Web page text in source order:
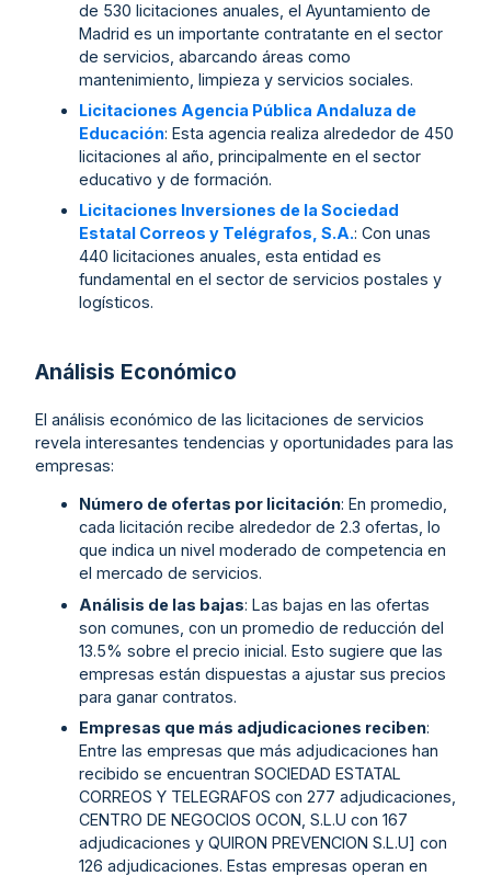
de 530 licitaciones anuales, el Ayuntamiento de
Madrid es un importante contratante en el sector
de servicios, abarcando áreas como
mantenimiento, limpieza y servicios sociales.
Licitaciones Agencia Pública Andaluza de
Educación: Esta agencia realiza alrededor de 450
licitaciones al año, principalmente en el sector
educativo y de formación.
Licitaciones Inversiones de la Sociedad
Estatal Correos y Telégrafos, S.A.: Con unas
440 licitaciones anuales, esta entidad es
fundamental en el sector de servicios postales y
logísticos.
Análisis Económico
El análisis económico de las licitaciones de servicios
revela interesantes tendencias y oportunidades para las
empresas:
Número de ofertas por licitación: En promedio,
cada licitación recibe alrededor de 2.3 ofertas, lo
que indica un nivel moderado de competencia en
el mercado de servicios.
Análisis de las bajas: Las bajas en las ofertas
son comunes, con un promedio de reducción del
13.5% sobre el precio inicial. Esto sugiere que las
empresas están dispuestas a ajustar sus precios
para ganar contratos.
Empresas que más adjudicaciones reciben:
Entre las empresas que más adjudicaciones han
recibido se encuentran SOCIEDAD ESTATAL
CORREOS Y TELEGRAFOS con 277 adjudicaciones,
CENTRO DE NEGOCIOS OCON, S.L.U con 167
adjudicaciones y QUIRON PREVENCION S.L.U] con
126 adjudicaciones. Estas empresas operan en